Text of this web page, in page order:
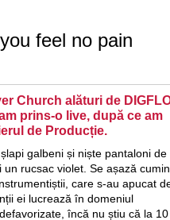
feel no pain
Church alături de
prins-o live, după ce am
de Producție.
galbeni și niște pantaloni de
rucsac violet. Se așază
care s-au apucat
ei lucrează în domeniul
încă nu știu că la 10